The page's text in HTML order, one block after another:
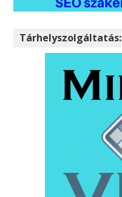
Tárhelyszolgáltatás: